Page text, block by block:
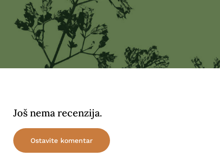
Još nema recenzija.
Ostavite komentar